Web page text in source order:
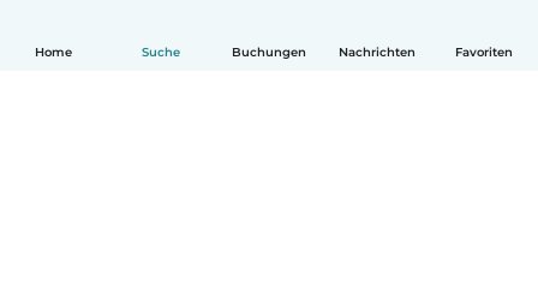
Home Suche Buchungen Nachrichten Favoriten